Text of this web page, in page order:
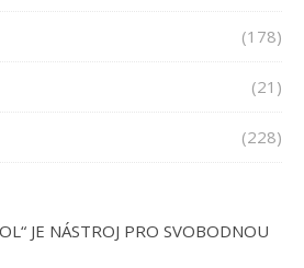
(178)
(21)
(228)
JE NÁSTROJ PRO SVOBODNOU